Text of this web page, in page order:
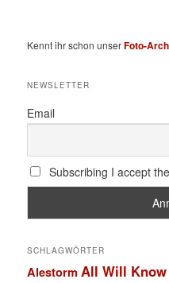
Kennt ihr schon unserFoto-
NEWSLETTER
Email
Subscribing I accept
SCHLAGWÖRTER
Alestorm All Will Know